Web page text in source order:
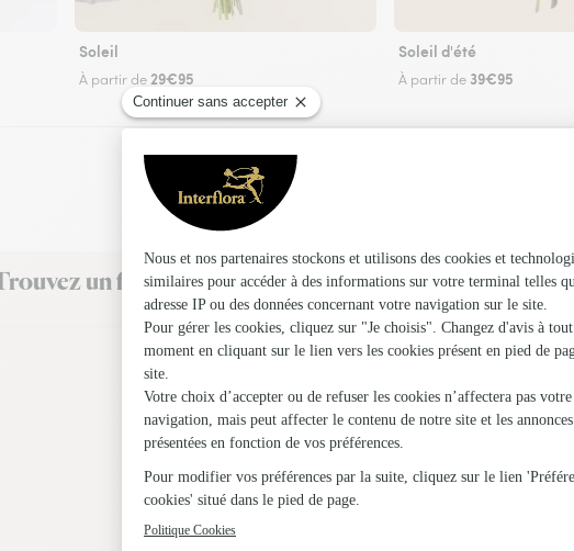
Soleil
À partir de 29€95
Soleil d'été
À partir de 39€95
un fleuriste Interflora à Sainte-Luce-sur-Loire